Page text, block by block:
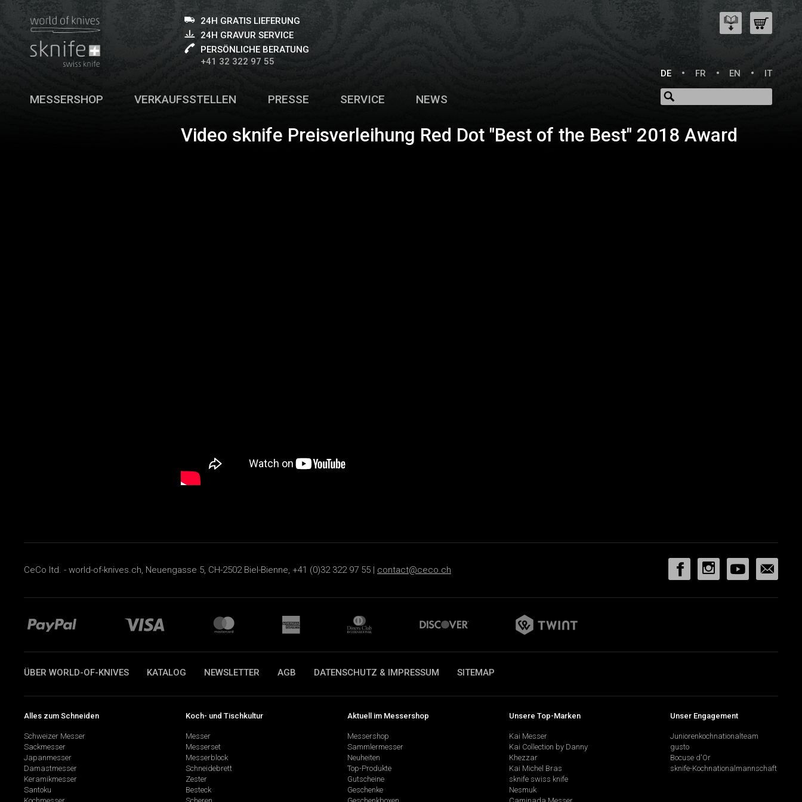
24H GRATIS LIEFERUNG
24H GRAVUR SERVICE
PERSÖNLICHE BERATUNG
+41 32 322 97 55
DE
FR EN IT
MESSERSHOP VERKAUFSSTELLEN PRESSE SERVICE NEWS
Video sknife Preisverleihung Red Dot "Best of the Best" 2018 Award
CeCo ltd. - world-of-knives.ch, Neuengasse 5, CH-2502 Biel-Bienne, +41 (0)32 322 97 55 | contact@ceco.ch
ÜBER WORLD-OF-KNIVES KATALOG NEWSLETTER AGB DATENSCHUTZ & IMPRESSUM SITEMAP
Alles zum Schneiden
Schweizer Messer
Sackmesser
Japanmesser
Damastmesser
Keramikmesser
Santoku
Koch- und Tischkultur
Messer
Messerset
Messerblock
Schneidebrett
Zester
Besteck
Aktuell im Messershop
Messershop
Sammlermesser
Neuheiten
Top-Produkte
Gutscheine
Geschenke
Unsere Top-Marken
Kai Messer
Kai Collection by Danny
Khezzar
Kai Michel Bras
sknife swiss knife
Nesmuk
Unser Engagement
Juniorenkochnationalteam
gusto
Bocuse d'Or
sknife-Kochnationalmannschaft